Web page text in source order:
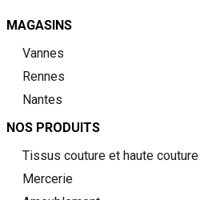
MAGASINS
Vannes
Rennes
Nantes
NOS PRODUITS
Tissus couture et haute couture
Mercerie